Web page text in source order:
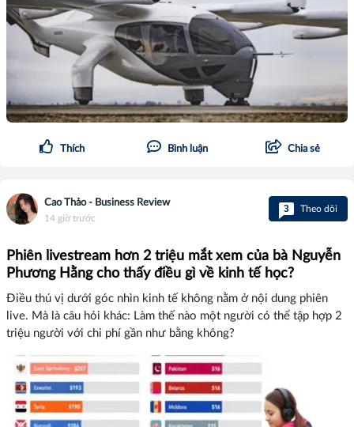
Thích Bình luận Chia sẻ
Cao Thảo - Business Review
14 giờ trước
3 Theo dõi
Phiên livestream hơn 2 triệu mắt xem của bà Nguyễn
Phương Hằng cho thấy điều gì về kinh tế học?
Điều thú vị dưới góc nhìn kinh tế không nằm ở nội dung phiên
live. Mà là câu hỏi khác: Làm thế nào một người có thể tập hợp 2
triệu người với chi phí gần như bằng không?